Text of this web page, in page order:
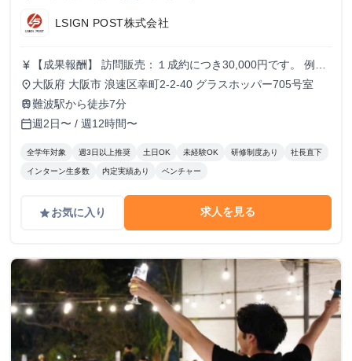
LSIGN POST株式会社
currency_yen
【成果報酬】 訪問販売：１成約につき30,000円です。 例え
ば、光インターネットの成約であれば、平均的に2.5日で1件
の契約が見込めます。（12,000円/1日6時間稼働） ＜月収例
＞月に100万以上稼ぐ方もいます！ ・月5件成約：150,000
円 ・月15件成約：450,000円 ・月30成約：900,000円➕マネ
ジメントインセンティブ300,000円 合計1,200,000円 時給
place 大阪府 大阪市 浪速区幸町2-2-40 グラスホッパー705号室
train難波駅から徒歩7分
calendar_today週2日〜 / 週12時間〜
全学年対象 週3日以上推奨 土日OK 未経験OK 研修制度あり 社長直下
インターン生多数 内定実績あり ベンチャー
gradeお気に入り 求人を見る